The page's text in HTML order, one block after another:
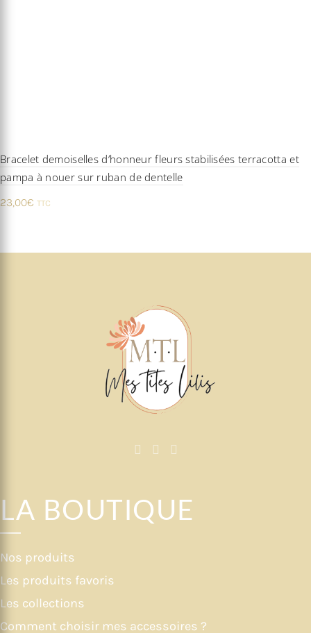
Bracelet demoiselles d’honneur fleurs stabilisées terracotta et
pampa à nouer sur ruban de dentelle
23,00€ TTC
LA BOUTIQUE
Nos produits
Les produits favoris
Les collections
Comment choisir mes accessoires ?